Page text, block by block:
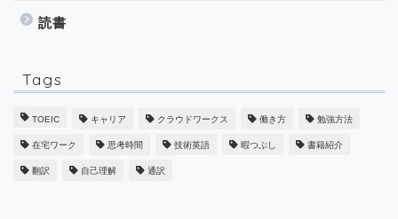
読書
Tags
TOEIC キャリア クラウドワークス 働き方 勉強方法
在宅ワーク 思考時間 技術英語 暇つぶし 書籍紹介
翻訳 自己理解 通訳